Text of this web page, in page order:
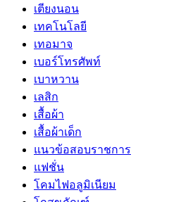
เตียงนอน
เทคโนโลยี
เทอมาจ
เบอร์โทรศัพท์
เบาหวาน
เลสิก
เสื้อผ้า
เสื้อผ้าเด็ก
แนวข้อสอบราชการ
แฟชั่น
โคมไฟอลูมิเนียม